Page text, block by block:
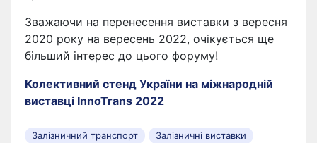
Зважаючи на перенесення виставки з вересня
2020 року на вересень 2022, очікується ще
більший інтерес до цього форуму!
Колективний стенд України на міжнародній
виставці InnoTrans 2022
Залізничний транспорт Залізничні виставки